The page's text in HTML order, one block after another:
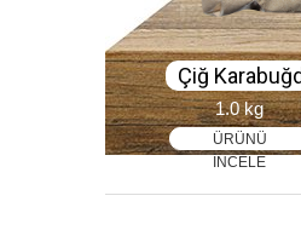
Çiğ
1.0 kg
ÜRÜNÜ
İNCELE